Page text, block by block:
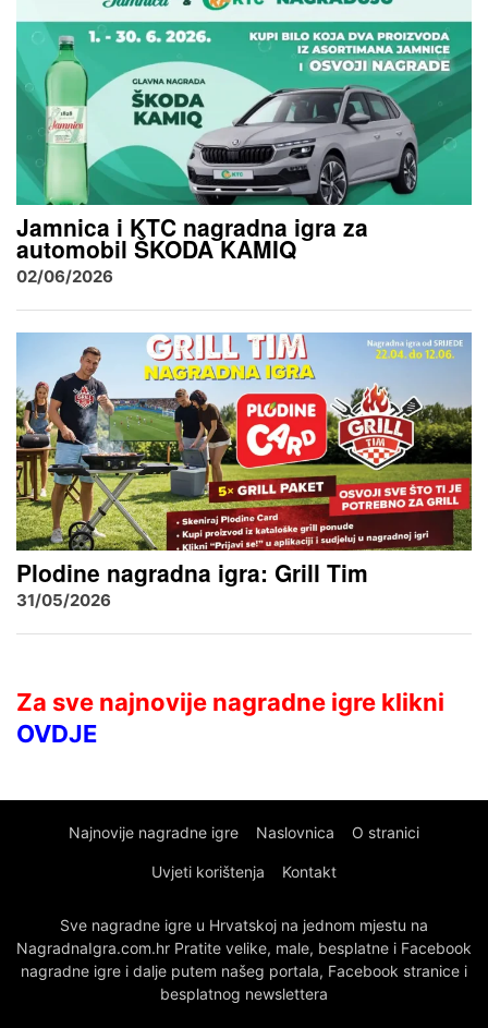
Jamnica i KTC nagradna igra za
automobil ŠKODA KAMIQ
02/06/2026
Plodine nagradna igra: Grill Tim
31/05/2026
Za sve najnovije nagradne igre klikni
OVDJE
Najnovije nagradne igre Naslovnica O stranici
Uvjeti korištenja Kontakt
Sve nagradne igre u Hrvatskoj na jednom mjestu na
NagradnaIgra.com.hr Pratite velike, male, besplatne i Facebook
nagradne igre i dalje putem našeg portala, Facebook stranice i
besplatnog newslettera